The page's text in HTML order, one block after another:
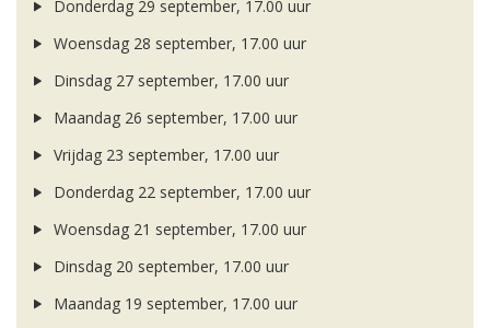
Donderdag 29 september, 17.00 uur
Woensdag 28 september, 17.00 uur
Dinsdag 27 september, 17.00 uur
Maandag 26 september, 17.00 uur
Vrijdag 23 september, 17.00 uur
Donderdag 22 september, 17.00 uur
Woensdag 21 september, 17.00 uur
Dinsdag 20 september, 17.00 uur
Maandag 19 september, 17.00 uur